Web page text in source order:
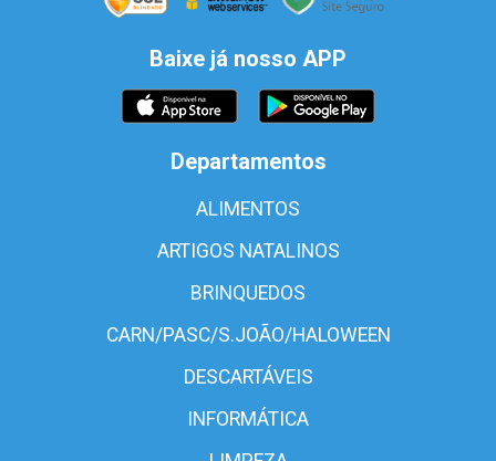
Baixe já nosso APP
Departamentos
ALIMENTOS
ARTIGOS NATALINOS
BRINQUEDOS
CARN/PASC/S.JOÃO/HALOWEEN
DESCARTÁVEIS
INFORMÁTICA